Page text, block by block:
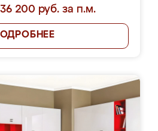
200 руб. за п.м.